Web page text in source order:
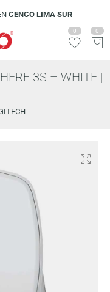
SUR
0 0
3S – WHITE |